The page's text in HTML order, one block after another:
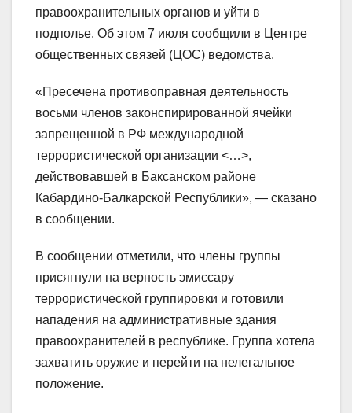
правоохранительных органов и уйти в
подполье. Об этом 7 июля сообщили в Центре
общественных связей (ЦОС) ведомства.
«Пресечена противоправная деятельность
восьми членов законспирированной ячейки
запрещенной в РФ международной
террористической организации <…>,
действовавшей в Баксанском районе
Кабардино-Балкарской Республики», — сказано
в сообщении.
В сообщении отметили, что члены группы
присягнули на верность эмиссару
террористической группировки и готовили
нападения на административные здания
правоохранителей в республике. Группа хотела
захватить оружие и перейти на нелегальное
положение.